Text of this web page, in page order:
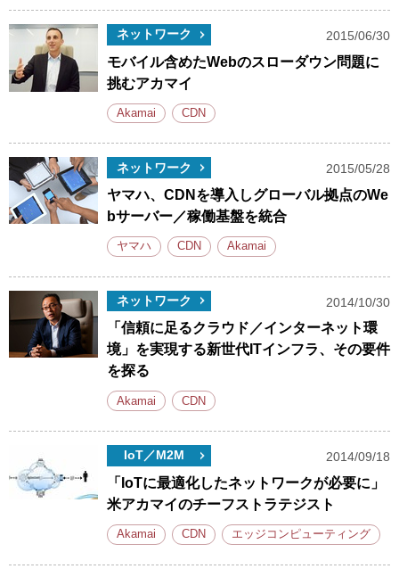
ネットワーク 2015/06/30
モバイル含めたWebのスローダウン問題に
挑むアカマイ
Akamai CDN
ネットワーク 2015/05/28
ヤマハ、CDNを導入しグローバル拠点のWe
bサーバー／稼働基盤を統合
ヤマハ CDN Akamai
ネットワーク 2014/10/30
「信頼に足るクラウド／インターネット環
境」を実現する新世代ITインフラ、その要件
を探る
Akamai CDN
IoT／M2M 2014/09/18
「IoTに最適化したネットワークが必要に」
米アカマイのチーフストラテジスト
Akamai CDN エッジコンピューティング